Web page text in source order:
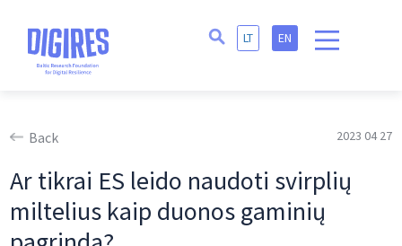
LT EN
Back 2023 04 27
Ar tikrai ES leido naudoti svirplių
miltelius kaip duonos gaminių